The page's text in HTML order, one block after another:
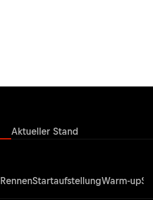
Aktueller Stand
RennenStartaufstellungWarm-up